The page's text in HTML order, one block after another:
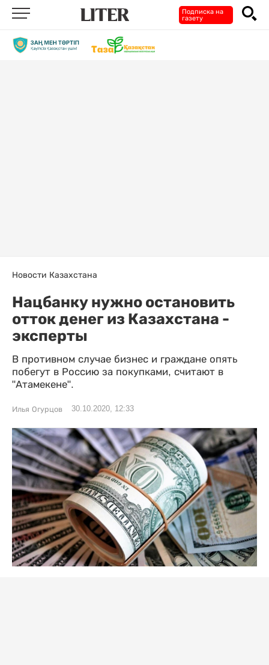
Подписка на
газету
Новости Казахстана
Нацбанку нужно остановить
отток денег из Казахстана -
эксперты
В противном случае бизнес и граждане опять
побегут в Россию за покупками, считают в
"Атамекене".
Илья Огурцов 30.10.2020, 12:33